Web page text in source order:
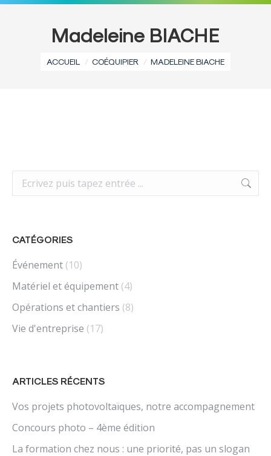
Madeleine BIACHE
ACCUEIL COÉQUIPIER MADELEINE BIACHE
Recherche
:
CATÉGORIES
Événement (10)
Matériel et équipement (4)
Opérations et chantiers (8)
Vie d'entreprise (17)
ARTICLES RÉCENTS
Vos projets photovoltaïques, notre accompagnement
Concours photo – 4ème édition
La formation chez nous : une priorité, pas un slogan